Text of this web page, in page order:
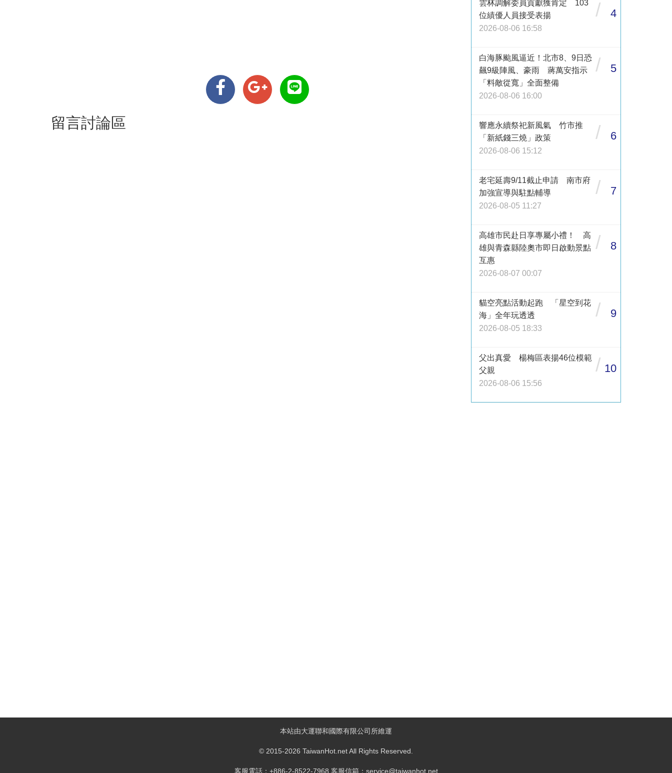
留言討論區
雲林調解委員貢獻獲肯定 103
位績優人員接受表揚
2026-08-06 16:58
/ 4
白海豚颱風逼近！北市8、9日恐
飆9級陣風、豪雨 蔣萬安指示
「料敵從寬」全面整備
2026-08-06 16:00
/ 5
響應永續祭祀新風氣 竹市推
「新紙錢三燒」政策
2026-08-06 15:12
/ 6
老宅延壽9/11截止申請 南市府
加強宣導與駐點輔導
2026-08-05 11:27
/ 7
高雄市民赴日享專屬小禮！ 高
雄與青森縣陸奧市即日啟動景點
互惠
2026-08-07 00:07
/ 8
貓空亮點活動起跑 「星空到花
海」全年玩透透
2026-08-05 18:33
/ 9
父出真愛 楊梅區表揚46位模範
父親
2026-08-06 15:56
/ 10
本站由大運聯和國際有限公司所維運
© 2015-2026 TaiwanHot.net All Rights Reserved.
客服電話：+886-2-8522-7968 客服信箱：service@taiwanhot.net